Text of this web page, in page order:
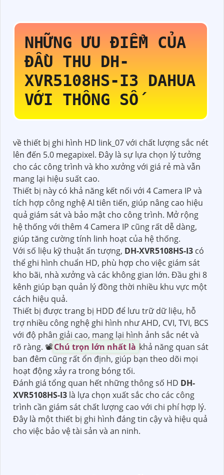
NHỮNG ƯU ĐIỂM CỦA
ĐẦU THU DH-
XVR5108HS-I3 DAHUA
VỚI THÔNG SỐ
về thiết bị ghi hình HD link_07 với chất lượng sắc nét
lên đến 5.0 megapixel. Đây là sự lựa chọn lý tưởng
cho các công trình và kho xưởng với giá rẻ mà vẫn
mang lại hiệu suất cao.
Thiết bị này có khả năng kết nối với 4 Camera IP và
tích hợp công nghệ AI tiên tiến, giúp nâng cao hiệu
quả giám sát và bảo mật cho công trình. Mở rộng
hệ thống với thêm 4 Camera IP cũng rất dễ dàng,
giúp tăng cường tính linh hoạt của hệ thống.
Với số liệu kỹ thuật ấn tượng, DH-XVR5108HS-I3 có
thể ghi hình chuẩn HD, phù hợp cho việc giám sát
kho bãi, nhà xưởng và các không gian lớn. Đầu ghi 8
kênh giúp bạn quản lý đồng thời nhiều khu vực một
cách hiệu quả.
Thiết bị được trang bị HDD để lưu trữ dữ liệu, hỗ
trợ nhiều công nghệ ghi hình như AHD, CVI, TVI, BCS
với độ phân giải cao, mang lại hình ảnh sắc nét và
rõ ràng. 📽Chú trọn lớn nhất là khả năng quan sát
ban đêm cũng rất ổn định, giúp bạn theo dõi mọi
hoạt động xảy ra trong bóng tối.
Đánh giá tổng quan hết những thông số HD DH-
XVR5108HS-I3 là lựa chọn xuất sắc cho các công
trình cần giám sát chất lượng cao với chi phí hợp lý.
Đây là một thiết bị ghi hình đáng tin cậy và hiệu quả
cho việc bảo vệ tài sản và an ninh.